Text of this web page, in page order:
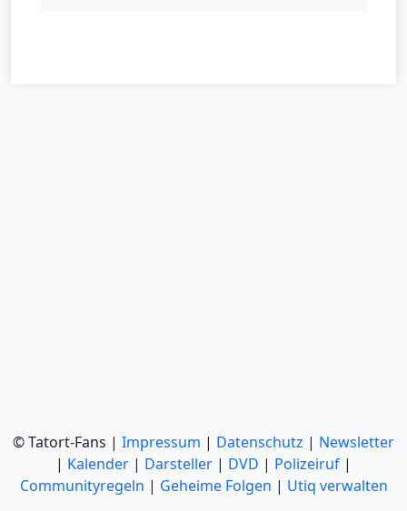
© Tatort-Fans | Impressum | Datenschutz | Newsletter
| Kalender | Darsteller | DVD | Polizeiruf |
Communityregeln | Geheime Folgen | Utiq verwalten